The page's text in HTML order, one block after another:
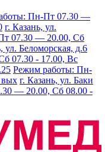
Пн-Пт 07.30 —
г. Казань, ул.
07.30 — 20.00, Сб
ул. Беломорская, д.6
07.30 - 17.00, Вс
Режим работы: Пн-
вых г. Казань, ул. Баки
— 20.00, Сб 08.00 -